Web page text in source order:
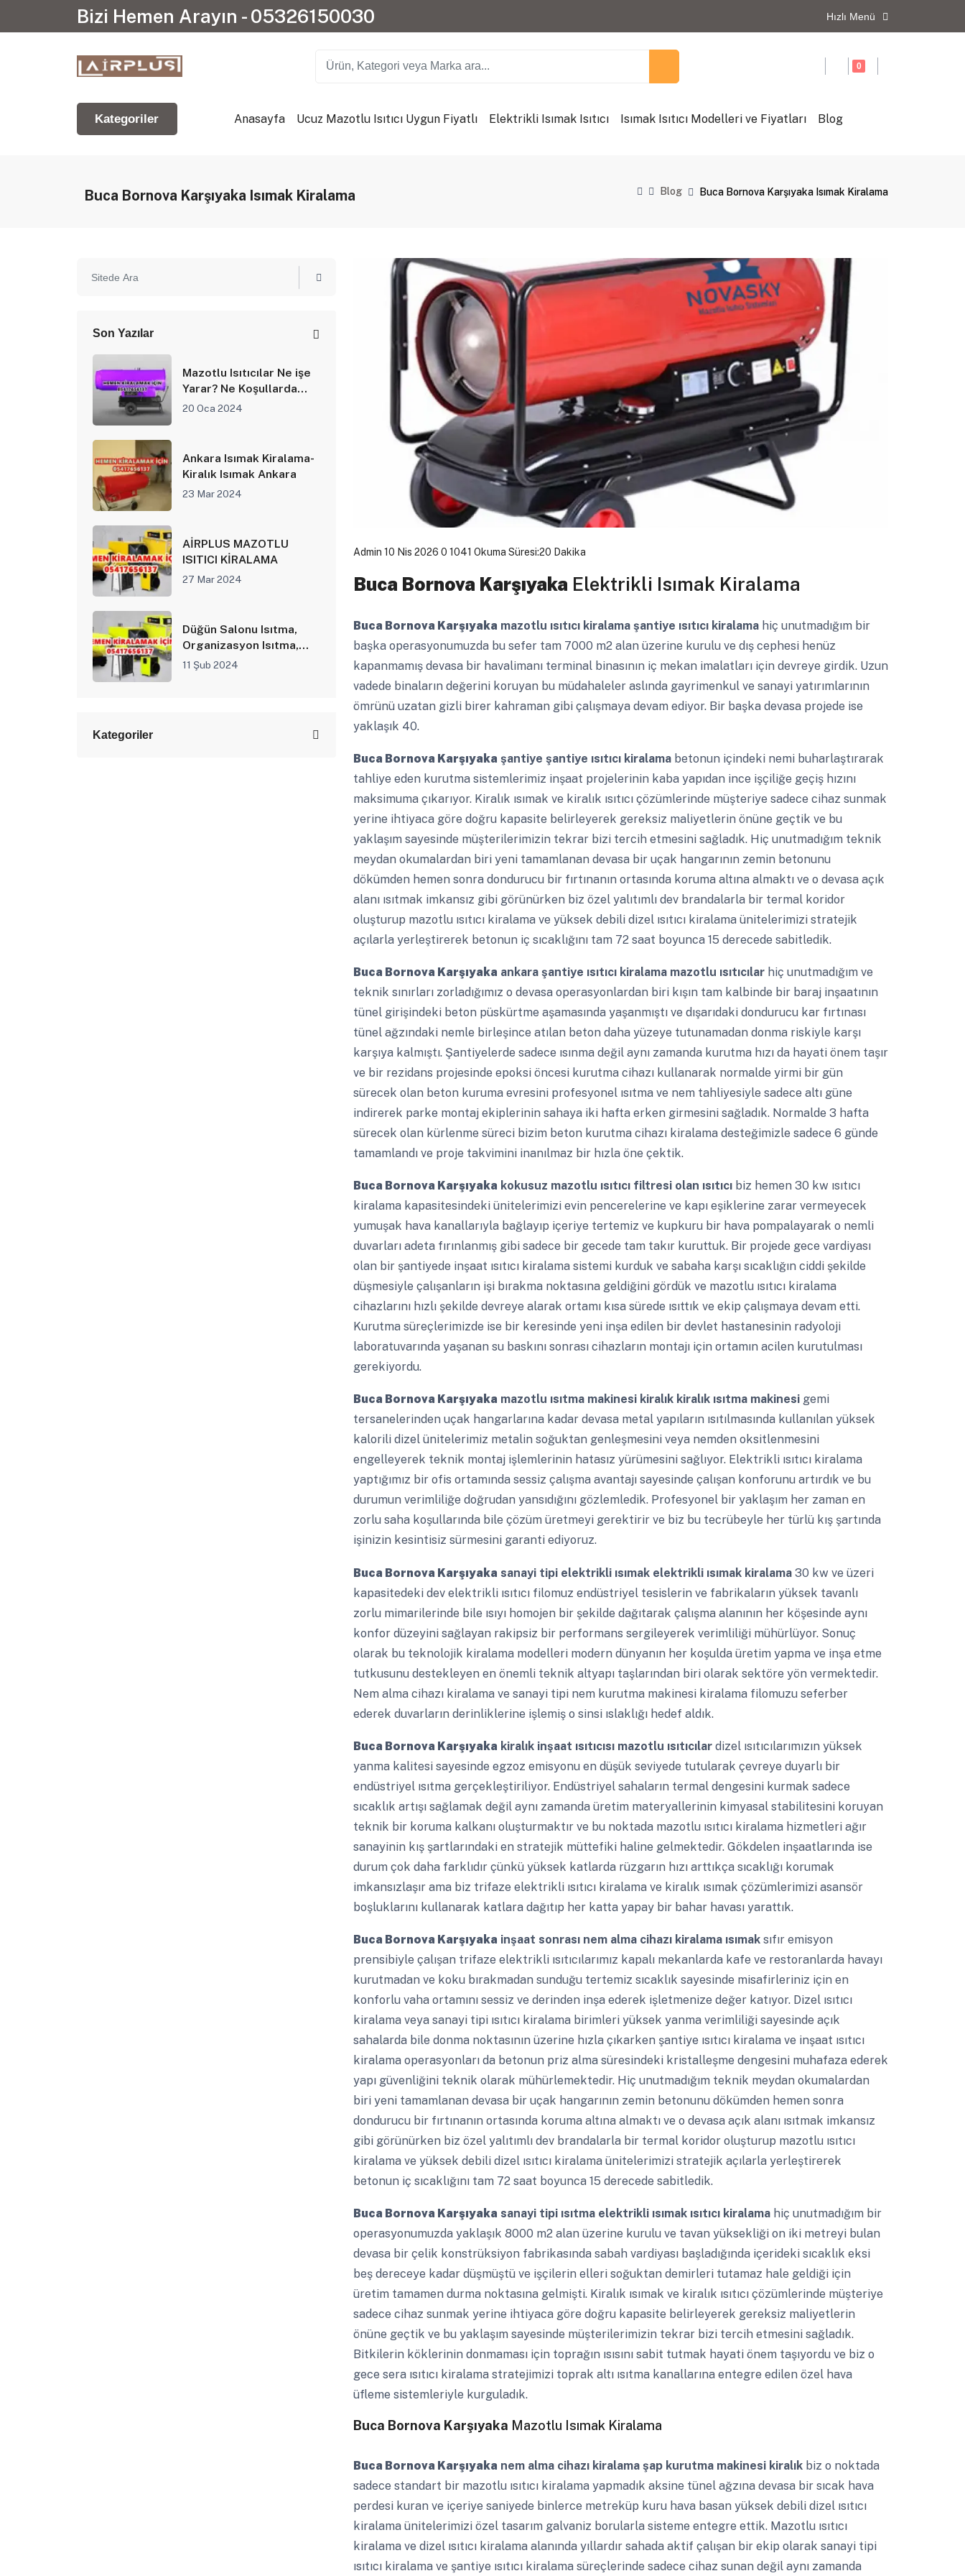
Bizi Hemen Arayın - 05326150030 Hızlı Menü
0
Kategoriler Anasayfa Ucuz Mazotlu Isıtıcı Uygun Fiyatlı Elektrikli Isımak Isıtıcı Isımak Isıtıcı Modelleri ve Fiyatları Blog
Buca Bornova Karşıyaka Isımak Kiralama Blog Buca Bornova Karşıyaka Isımak Kiralama
Son Yazılar
Mazotlu Isıtıcılar Ne işe
Yarar? Ne Koşullarda
Avantajlıdır?
20 Oca 2024
Ankara Isımak Kiralama-
Kiralık Isımak Ankara
23 Mar 2024
AİRPLUS MAZOTLU
ISITICI KİRALAMA
27 Mar 2024
Düğün Salonu Isıtma,
Organizasyon Isıtma,
Düğün Salonu Isıtıcısı ile
11 Şub 2024
Kategoriler
Admin 10 Nis 2026 0 1041 Okuma Süresi:20 Dakika
Buca Bornova Karşıyaka Elektrikli Isımak Kiralama
Buca Bornova Karşıyaka mazotlu ısıtıcı kiralama şantiye ısıtıcı kiralamahiç unutmadığım bir
başka operasyonumuzda bu sefer tam 7000 m2 alan üzerine kurulu ve dış cephesi henüz
kapanmamış devasa bir havalimanı terminal binasının iç mekan imalatları için devreye girdik. Uzun
vadede binaların değerini koruyan bu müdahaleler aslında gayrimenkul ve sanayi yatırımlarının
ömrünü uzatan gizli birer kahraman gibi çalışmaya devam ediyor. Bir başka devasa projede ise
yaklaşık 40.
Buca Bornova Karşıyaka şantiye şantiye ısıtıcı kiralamabetonun içindeki nemi buharlaştırarak
tahliye eden kurutma sistemlerimiz inşaat projelerinin kaba yapıdan ince işçiliğe geçiş hızını
maksimuma çıkarıyor. Kiralık ısımak ve kiralık ısıtıcı çözümlerinde müşteriye sadece cihaz sunmak
yerine ihtiyaca göre doğru kapasite belirleyerek gereksiz maliyetlerin önüne geçtik ve bu
yaklaşım sayesinde müşterilerimizin tekrar bizi tercih etmesini sağladık. Hiç unutmadığım teknik
meydan okumalardan biri yeni tamamlanan devasa bir uçak hangarının zemin betonunu
dökümden hemen sonra dondurucu bir fırtınanın ortasında koruma altına almaktı ve o devasa açık
alanı ısıtmak imkansız gibi görünürken biz özel yalıtımlı dev brandalarla bir termal koridor
oluşturup mazotlu ısıtıcı kiralama ve yüksek debili dizel ısıtıcı kiralama ünitelerimizi stratejik
açılarla yerleştirerek betonun iç sıcaklığını tam 72 saat boyunca 15 derecede sabitledik.
Buca Bornova Karşıyaka ankara şantiye ısıtıcı kiralama mazotlu ısıtıcılarhiç unutmadığım ve
teknik sınırları zorladığımız o devasa operasyonlardan biri kışın tam kalbinde bir baraj inşaatının
tünel girişindeki beton püskürtme aşamasında yaşanmıştı ve dışarıdaki dondurucu kar fırtınası
tünel ağzındaki nemle birleşince atılan beton daha yüzeye tutunamadan donma riskiyle karşı
karşıya kalmıştı. Şantiyelerde sadece ısınma değil aynı zamanda kurutma hızı da hayati önem taşır
ve bir rezidans projesinde epoksi öncesi kurutma cihazı kullanarak normalde yirmi bir gün
sürecek olan beton kuruma evresini profesyonel ısıtma ve nem tahliyesiyle sadece altı güne
indirerek parke montaj ekiplerinin sahaya iki hafta erken girmesini sağladık. Normalde 3 hafta
sürecek olan kürlenme süreci bizim beton kurutma cihazı kiralama desteğimizle sadece 6 günde
tamamlandı ve proje takvimini inanılmaz bir hızla öne çektik.
Buca Bornova Karşıyaka kokusuz mazotlu ısıtıcı filtresi olan ısıtıcıbiz hemen 30 kw ısıtıcı
kiralama kapasitesindeki ünitelerimizi evin pencerelerine ve kapı eşiklerine zarar vermeyecek
yumuşak hava kanallarıyla bağlayıp içeriye tertemiz ve kupkuru bir hava pompalayarak o nemli
duvarları adeta fırınlanmış gibi sadece bir gecede tam takır kuruttuk. Bir projede gece vardiyası
olan bir şantiyede inşaat ısıtıcı kiralama sistemi kurduk ve sabaha karşı sıcaklığın ciddi şekilde
düşmesiyle çalışanların işi bırakma noktasına geldiğini gördük ve mazotlu ısıtıcı kiralama
cihazlarını hızlı şekilde devreye alarak ortamı kısa sürede ısıttık ve ekip çalışmaya devam etti.
Kurutma süreçlerimizde ise bir keresinde yeni inşa edilen bir devlet hastanesinin radyoloji
laboratuvarında yaşanan su baskını sonrası cihazların montajı için ortamın acilen kurutulması
gerekiyordu.
Buca Bornova Karşıyaka mazotlu ısıtma makinesi kiralık kiralık ısıtma makinesigemi
tersanelerinden uçak hangarlarına kadar devasa metal yapıların ısıtılmasında kullanılan yüksek
kalorili dizel ünitelerimiz metalin soğuktan genleşmesini veya nemden oksitlenmesini
engelleyerek teknik montaj işlemlerinin hatasız yürümesini sağlıyor. Elektrikli ısıtıcı kiralama
yaptığımız bir ofis ortamında sessiz çalışma avantajı sayesinde çalışan konforunu artırdık ve bu
durumun verimliliğe doğrudan yansıdığını gözlemledik. Profesyonel bir yaklaşım her zaman en
zorlu saha koşullarında bile çözüm üretmeyi gerektirir ve biz bu tecrübeyle her türlü kış şartında
işinizin kesintisiz sürmesini garanti ediyoruz.
Buca Bornova Karşıyaka sanayi tipi elektrikli ısımak elektrikli ısımak kiralama30 kw ve üzeri
kapasitedeki dev elektrikli ısıtıcı filomuz endüstriyel tesislerin ve fabrikaların yüksek tavanlı
zorlu mimarilerinde bile ısıyı homojen bir şekilde dağıtarak çalışma alanının her köşesinde aynı
konfor düzeyini sağlayan rakipsiz bir performans sergileyerek verimliliği mühürlüyor. Sonuç
olarak bu teknolojik kiralama modelleri modern dünyanın her koşulda üretim yapma ve inşa etme
tutkusunu destekleyen en önemli teknik altyapı taşlarından biri olarak sektöre yön vermektedir.
Nem alma cihazı kiralama ve sanayi tipi nem kurutma makinesi kiralama filomuzu seferber
ederek duvarların derinliklerine işlemiş o sinsi ıslaklığı hedef aldık.
Buca Bornova Karşıyaka kiralık inşaat ısıtıcısı mazotlu ısıtıcılardizel ısıtıcılarımızın yüksek
yanma kalitesi sayesinde egzoz emisyonu en düşük seviyede tutularak çevreye duyarlı bir
endüstriyel ısıtma gerçekleştiriliyor. Endüstriyel sahaların termal dengesini kurmak sadece
sıcaklık artışı sağlamak değil aynı zamanda üretim materyallerinin kimyasal stabilitesini koruyan
teknik bir koruma kalkanı oluşturmaktır ve bu noktada mazotlu ısıtıcı kiralama hizmetleri ağır
sanayinin kış şartlarındaki en stratejik müttefiki haline gelmektedir. Gökdelen inşaatlarında ise
durum çok daha farklıdır çünkü yüksek katlarda rüzgarın hızı arttıkça sıcaklığı korumak
imkansızlaşır ama biz trifaze elektrikli ısıtıcı kiralama ve kiralık ısımak çözümlerimizi asansör
boşluklarını kullanarak katlara dağıtıp her katta yapay bir bahar havası yarattık.
Buca Bornova Karşıyaka inşaat sonrası nem alma cihazı kiralama ısımaksıfır emisyon
prensibiyle çalışan trifaze elektrikli ısıtıcılarımız kapalı mekanlarda kafe ve restoranlarda havayı
kurutmadan ve koku bırakmadan sunduğu tertemiz sıcaklık sayesinde misafirleriniz için en
konforlu vaha ortamını sessiz ve derinden inşa ederek işletmenize değer katıyor. Dizel ısıtıcı
kiralama veya sanayi tipi ısıtıcı kiralama birimleri yüksek yanma verimliliği sayesinde açık
sahalarda bile donma noktasının üzerine hızla çıkarken şantiye ısıtıcı kiralama ve inşaat ısıtıcı
kiralama operasyonları da betonun priz alma süresindeki kristalleşme dengesini muhafaza ederek
yapı güvenliğini teknik olarak mühürlemektedir. Hiç unutmadığım teknik meydan okumalardan
biri yeni tamamlanan devasa bir uçak hangarının zemin betonunu dökümden hemen sonra
dondurucu bir fırtınanın ortasında koruma altına almaktı ve o devasa açık alanı ısıtmak imkansız
gibi görünürken biz özel yalıtımlı dev brandalarla bir termal koridor oluşturup mazotlu ısıtıcı
kiralama ve yüksek debili dizel ısıtıcı kiralama ünitelerimizi stratejik açılarla yerleştirerek
betonun iç sıcaklığını tam 72 saat boyunca 15 derecede sabitledik.
Buca Bornova Karşıyaka sanayi tipi ısıtma elektrikli ısımak ısıtıcı kiralamahiç unutmadığım bir
operasyonumuzda yaklaşık 8000 m2 alan üzerine kurulu ve tavan yüksekliği on iki metreyi bulan
devasa bir çelik konstrüksiyon fabrikasında sabah vardiyası başladığında içerideki sıcaklık eksi
beş dereceye kadar düşmüştü ve işçilerin elleri soğuktan demirleri tutamaz hale geldiği için
üretim tamamen durma noktasına gelmişti. Kiralık ısımak ve kiralık ısıtıcı çözümlerinde müşteriye
sadece cihaz sunmak yerine ihtiyaca göre doğru kapasite belirleyerek gereksiz maliyetlerin
önüne geçtik ve bu yaklaşım sayesinde müşterilerimizin tekrar bizi tercih etmesini sağladık.
Bitkilerin köklerinin donmaması için toprağın ısısını sabit tutmak hayati önem taşıyordu ve biz o
gece sera ısıtıcı kiralama stratejimizi toprak altı ısıtma kanallarına entegre edilen özel hava
üfleme sistemleriyle kurguladık.
Buca Bornova Karşıyaka Mazotlu Isımak Kiralama
Buca Bornova Karşıyaka nem alma cihazı kiralama şap kurutma makinesi kiralıkbiz o noktada
sadece standart bir mazotlu ısıtıcı kiralama yapmadık aksine tünel ağzına devasa bir sıcak hava
perdesi kuran ve içeriye saniyede binlerce metreküp kuru hava basan yüksek debili dizel ısıtıcı
kiralama ünitelerimizi özel tasarım galvaniz borularla sisteme entegre ettik. Mazotlu ısıtıcı
kiralama ve dizel ısıtıcı kiralama alanında yıllardır sahada aktif çalışan bir ekip olarak sanayi tipi
ısıtıcı kiralama ve şantiye ısıtıcı kiralama süreçlerinde sadece cihaz sunan değil aynı zamanda